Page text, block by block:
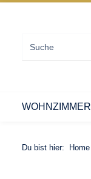
WOHNZIMMER
Du bist hier: Home